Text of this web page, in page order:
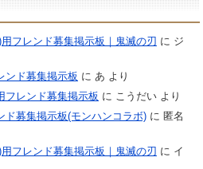
フレンド募集掲示板｜鬼滅の刃 に ジ
ンド募集掲示板 に あ より
フレンド募集掲示板 に こうだいより
ド募集掲示板(モンハンコラボ)に 匿名
フレンド募集掲示板｜鬼滅の刃 に イ